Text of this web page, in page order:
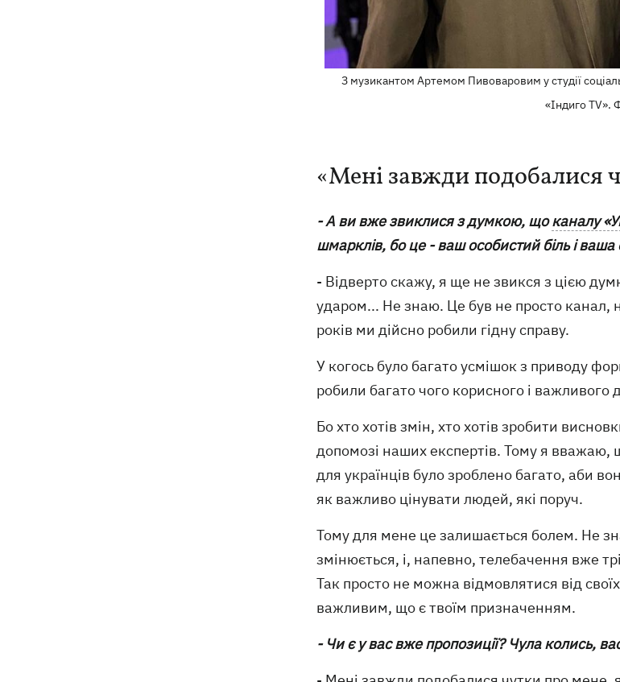
З музикантом Артемом Пивоваровим у студії
«Індиго
«Мені завжди подобалися
- А ви вже звиклися з думкою, щоканалу
шмарклів, бо це - ваш особистий біль і ваша
- Відверто скажу, я ще не звикся з цією
ударом... Не знаю. Це був не просто канал,
років ми дійсно робили гідну справу.
У когось було багато усмішок з приводу
робили багато чого корисного і важливого
Бо хто хотів змін, хто хотів зробити
допомозі наших експертів. Тому я вважаю,
для українців було зроблено багато, аби
як важливо цінувати людей, які поруч.
Тому для мене це залишається болем. Не
змінюється, і, напевно, телебачення вже
Так просто не можна відмовлятися від
важливим, що є твоїм призначенням.
- Чи є у вас вже пропозиції? Чула колись,